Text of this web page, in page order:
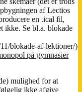
af Lectios
en .ical fil,
ikke. Se bl.a. blokade
blokade-af-lektioner/)
på gymnasier
mulighed for at
ikke afgive